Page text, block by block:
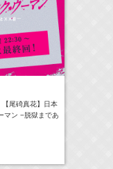
【尾碕真花】日本
マン −脱獄まであ